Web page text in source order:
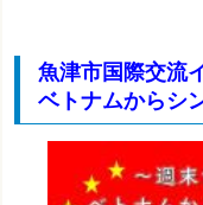
魚津市国際交流
ベトナムからシ